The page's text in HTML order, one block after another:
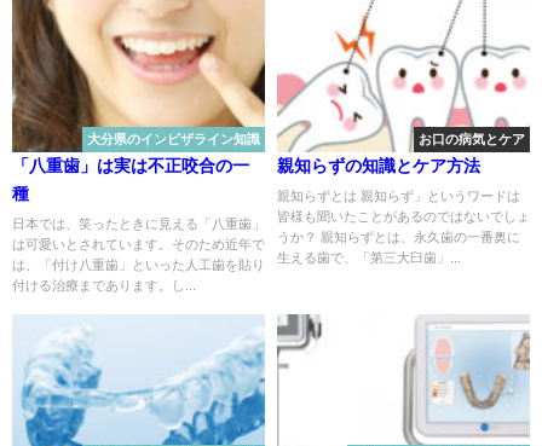
大分県のインビザライン知識
「八重歯」は実は不正咬合の一
種
日本では、笑ったときに見える「八重歯」
は可愛いとされています。そのため近年で
は、「付け八重歯」といった人工歯を貼り
付ける治療まであります。し...
お口の病気とケア
親知らずの知識とケア方法
親知らずとは 親知らず」というワードは
皆様も聞いたことがあるのではないでしょ
うか？ 親知らずとは、永久歯の一番奥に
生える歯で、「第三大臼歯」...